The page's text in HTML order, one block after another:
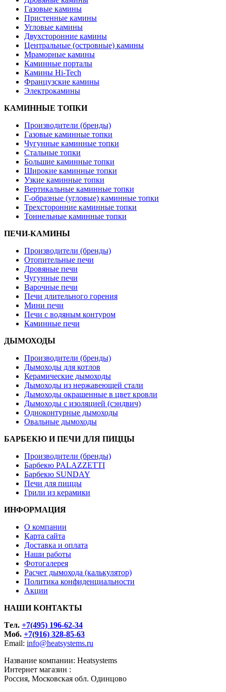
Газовые камины
Пристенные камины
Угловые камины
Двухсторонние камины
Центральные (островные) камины
Мраморные камины
Каминные порталы
Камины Hi-Tech
Французские камины
Электрокамины
КАМИННЫЕ ТОПКИ
Производители (бренды)
Газовые каминные топки
Чугунные каминные топки
Стальные топки
Большие каминные топки
Широкие каминные топки
Узкие каминные топки
Вертикальные каминные топки
Г-образные (угловые) каминные топки
Трехсторонние каминные топки
Тоннельные каминные топки
ПЕЧИ-КАМИНЫ
Производители (бренды)
Отопительные печи
Дровяные печи
Чугунные печи
Варочные печи
Печи длительного горения
Мини печи
Печи с водяным контуром
Каминные печи
ДЫМОХОДЫ
Производители (бренды)
Дымоходы для котлов
Керамические дымоходы
Дымоходы из нержавеющей стали
Дымоходы окрашенные в цвет кровли
Дымоходы с изоляцией (сэндвич)
Одноконтурные дымоходы
Овальные дымоходы
БАРБЕКЮ И ПЕЧИ ДЛЯ ПИЦЦЫ
Производители (бренды)
Барбекю PALAZZETTI
Барбекю SUNDAY
Печи для пиццы
Грили из керамики
ИНФОРМАЦИЯ
О компании
Карта сайта
Доставка и оплата
Наши работы
Фотогалерея
Расчет дымохода (калькулятор)
Политика конфиденциальности
Акции
НАШИ КОНТАКТЫ
Tел. +7(495) 196-62-34
Моб. +7(916) 328-85-63
Email: info@heatsystems.ru
Название компании: Heatsystems
Интернет магазин :
Россия, Московская обл. Одинцово